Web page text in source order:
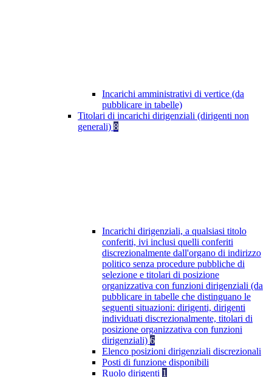
Incarichi amministrativi di vertice (da
pubblicare in tabelle)
Titolari di incarichi dirigenziali (dirigenti non
generali) 8
Incarichi dirigenziali, a qualsiasi titolo
conferiti, ivi inclusi quelli conferiti
discrezionalmente dall'organo di indirizzo
politico senza procedure pubbliche di
selezione e titolari di posizione
organizzativa con funzioni dirigenziali (da
pubblicare in tabelle che distinguano le
seguenti situazioni: dirigenti, dirigenti
individuati discrezionalmente, titolari di
posizione organizzativa con funzioni
dirigenziali) 6
Elenco posizioni dirigenziali discrezionali
Posti di funzione disponibili
Ruolo dirigenti 1